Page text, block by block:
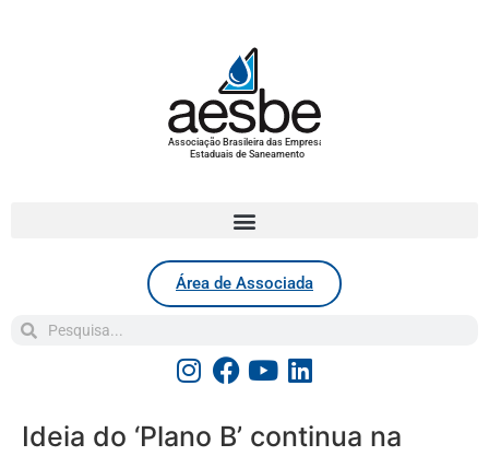
Associação Brasileira das Empresas
Estaduais de Saneamento
Área de Associada
Ideia do ‘Plano B’ continua na